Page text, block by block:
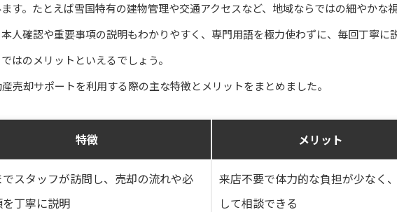
す。たとえば雪国特有の建物管理や交通アクセスなど、地域ならではの細やかな
人確認や重要事項の説明もわかりやすく、専門用語を極力使わずに、毎回丁寧に
はのメリットといえるでしょう。
売却サポートを利用する際の主な特徴とメリットをまとめました。
特徴 メリット
でスタッフが訪問し、売却の流れや必
丁寧に説明
来店不要で体力的な負担が少なく
して相談できる